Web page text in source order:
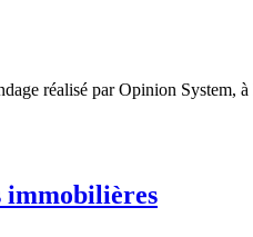
réalisé par Opinion System,
immobilières